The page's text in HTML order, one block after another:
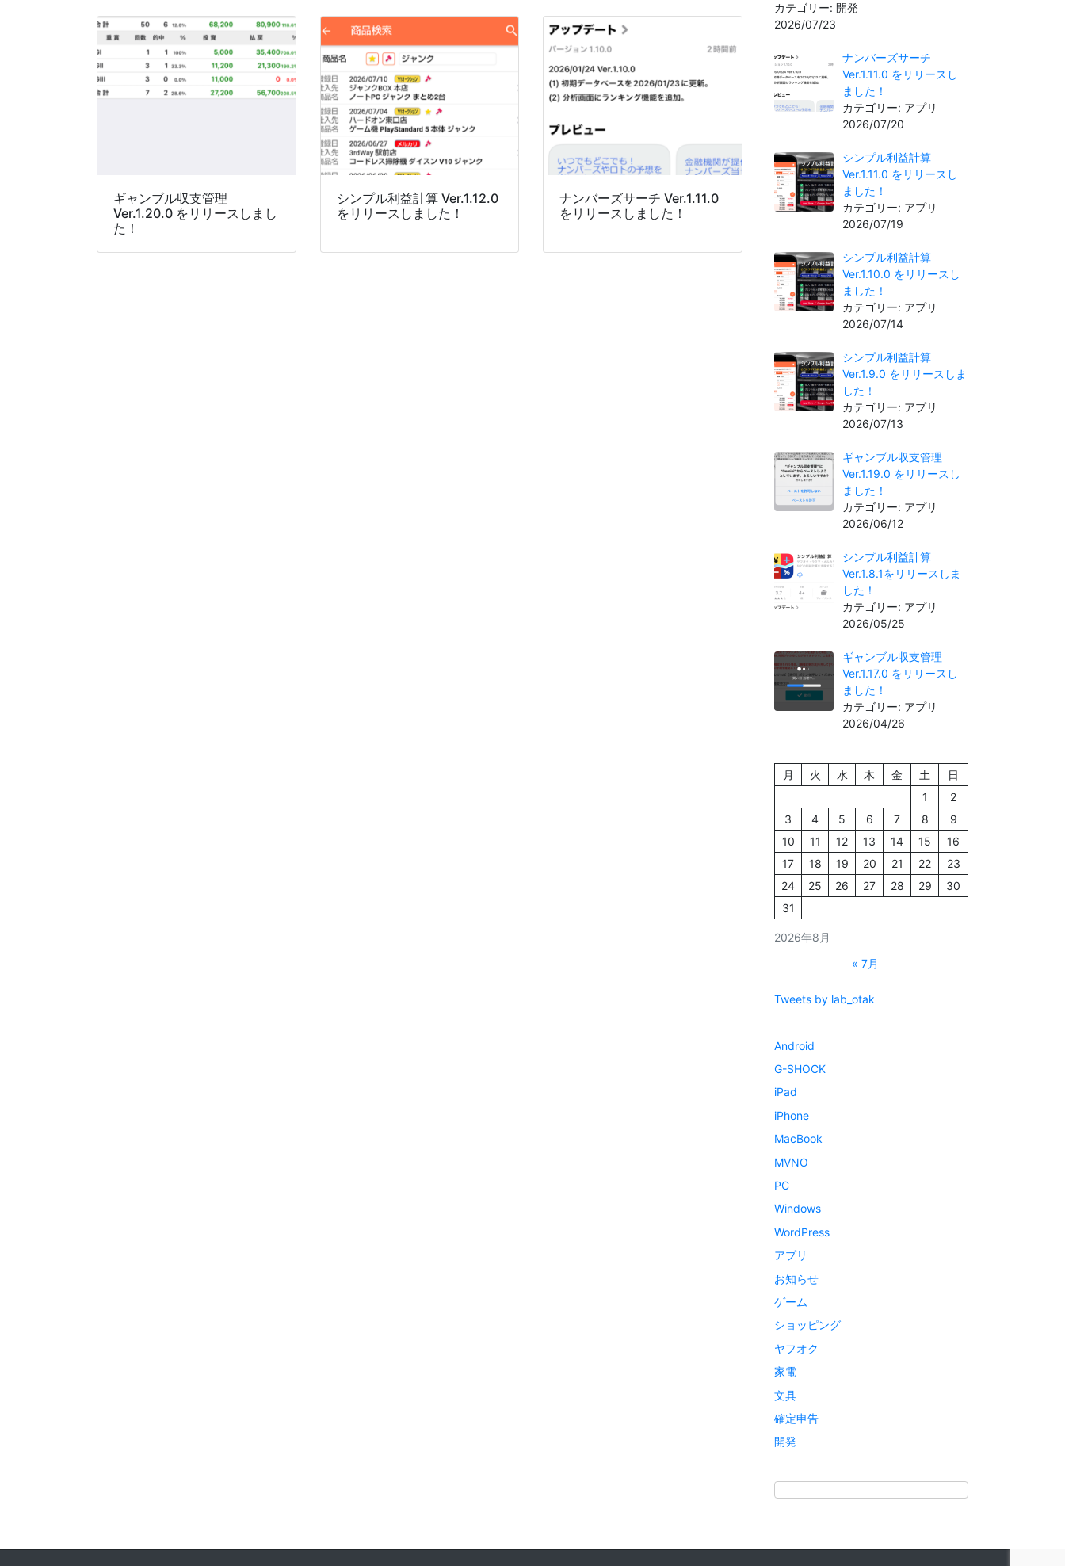
ギャンブル収支管理
Ver.1.20.0 をリリースしまし
た！
シンプル利益計算 Ver.1.12.0
をリリースしました！
ナンバーズサーチ Ver.1.11.0
をリリースしました！
カテゴリー: 開発
2026/07/23
ナンバーズサーチ
Ver.1.11.0 をリリースし
ました！
カテゴリー: アプリ
2026/07/20
シンプル利益計算
Ver.1.11.0 をリリースし
ました！
カテゴリー: アプリ
2026/07/19
シンプル利益計算
Ver.1.10.0 をリリースし
ました！
カテゴリー: アプリ
2026/07/14
シンプル利益計算
Ver.1.9.0 をリリースしま
した！
カテゴリー: アプリ
2026/07/13
ギャンブル収支管理
Ver.1.19.0 をリリースし
ました！
カテゴリー: アプリ
2026/06/12
シンプル利益計算
Ver.1.8.1をリリースしま
した！
カテゴリー: アプリ
2026/05/25
ギャンブル収支管理
Ver.1.17.0 をリリースし
ました！
カテゴリー: アプリ
2026/04/26
2026年8月
月 火 水 木 金 土
日
1
2
3
4 5 6 7 8
9
10
11 12 13 14 15
16
17
18 19 20 21 22
23
24
25 26 27 28 29
30
31
« 7月
Tweets by lab_otak
Android
G-SHOCK
iPad
iPhone
MacBook
MVNO
PC
Windows
WordPress
アプリ
お知らせ
ゲーム
ショッピング
ヤフオク
家電
文具
確定申告
開発